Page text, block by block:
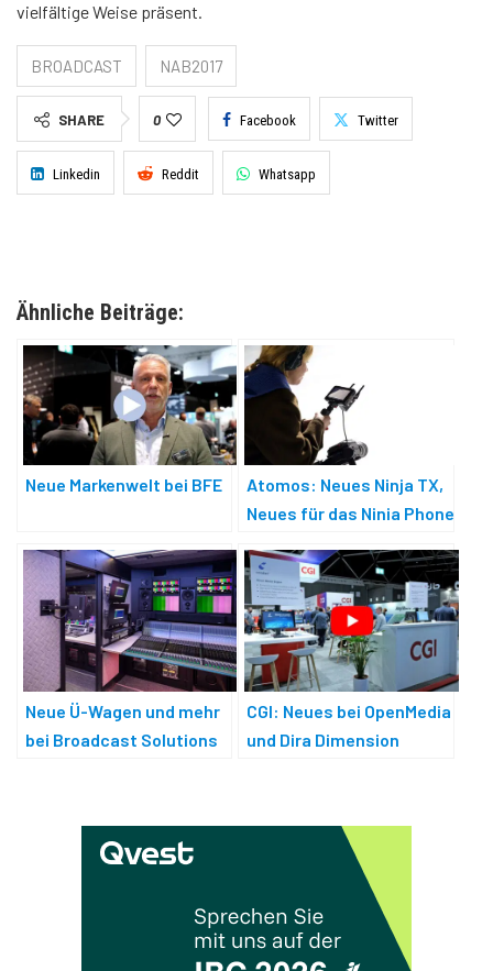
vielfältige Weise präsent.
BROADCAST NAB2017
SHARE 0 Facebook Twitter
Linkedin Reddit Whatsapp
Ähnliche Beiträge:
Neue Markenwelt bei BFE
Atomos: Neues Ninja TX,
Neues für das Ninja Phone
Neue Ü-Wagen und mehr
bei Broadcast Solutions
CGI: Neues bei OpenMedia
und Dira Dimension